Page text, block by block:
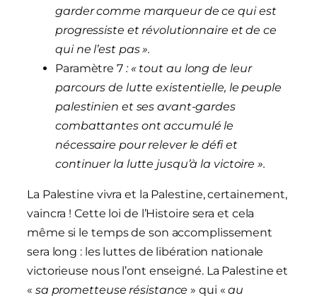
garder comme marqueur de ce qui est
progressiste et révolutionnaire et de ce
qui ne l’est pas ».
Paramètre 7 : « tout au long de leur
parcours de lutte existentielle, le peuple
palestinien et ses avant-gardes
combattantes ont accumulé le
nécessaire pour relever le défi et
continuer la lutte jusqu’à la victoire ».
La Palestine vivra et la Palestine, certainement,
vaincra ! Cette loi de l’Histoire sera et cela
même si le temps de son accomplissement
sera long : les luttes de libération nationale
victorieuse nous l’ont enseigné. La Palestine et
« sa prometteuse résistance » qui «au